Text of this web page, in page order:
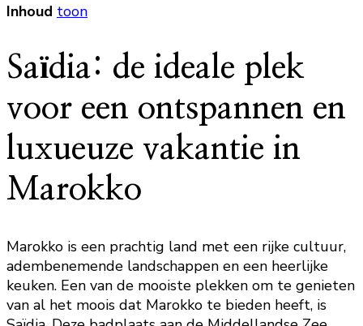
Inhoud toon
Saïdia: de ideale plek
voor een ontspannen en
luxueuze vakantie in
Marokko
Marokko is een prachtig land met een rijke cultuur,
adembenemende landschappen en een heerlijke
keuken. Een van de mooiste plekken om te genieten
van al het moois dat Marokko te bieden heeft, is